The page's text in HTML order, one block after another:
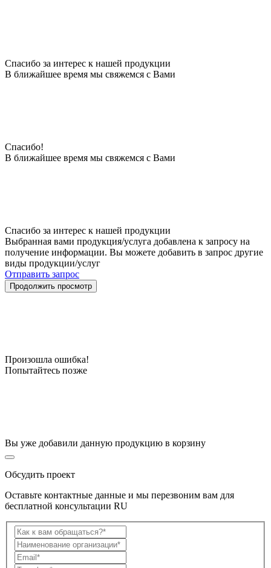
Спасибо за интерес к нашей продукции
В ближайшее время мы свяжемся с Вами
Спасибо!
В ближайшее время мы свяжемся с Вами
Спасибо за интерес к нашей продукции
Выбранная вами продукция/услуга добавлена к запросу на
получение информации. Вы можете добавить в запрос другие
виды продукции/услуг
Отправить запрос
Продолжить просмотр
Произошла ошибка!
Попытайтесь позже
Вы уже добавили данную продукцию в корзину
Обсудить проект
Оставьте контактные данные и мы перезвоним вам для
бесплатной консультации RU